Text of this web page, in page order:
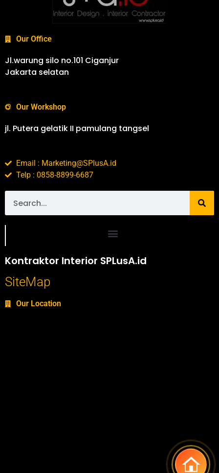
Our Office
Jl.warung silo no.101 Ciganjur
Jakarta selatan
Our Workshop
jl. Putera gelatik II pamulang tangsel
Email : Marketing@SPlusA.id
Telp : 0858-8899-6687
Kontraktor Interior SPLusA.id
SiteMap
Our Location